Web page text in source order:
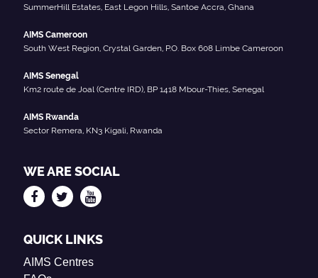
SummerHill Estates, East Legon Hills, Santoe Accra, Ghana
AIMS Cameroon
South West Region, Crystal Garden, P.O. Box 608 Limbe Cameroon
AIMS Senegal
Km2 route de Joal (Centre IRD), BP 1418 Mbour-Thies, Senegal
AIMS Rwanda
Sector Remera, KN3 Kigali, Rwanda
WE ARE SOCIAL
QUICK LINKS
AIMS Centres